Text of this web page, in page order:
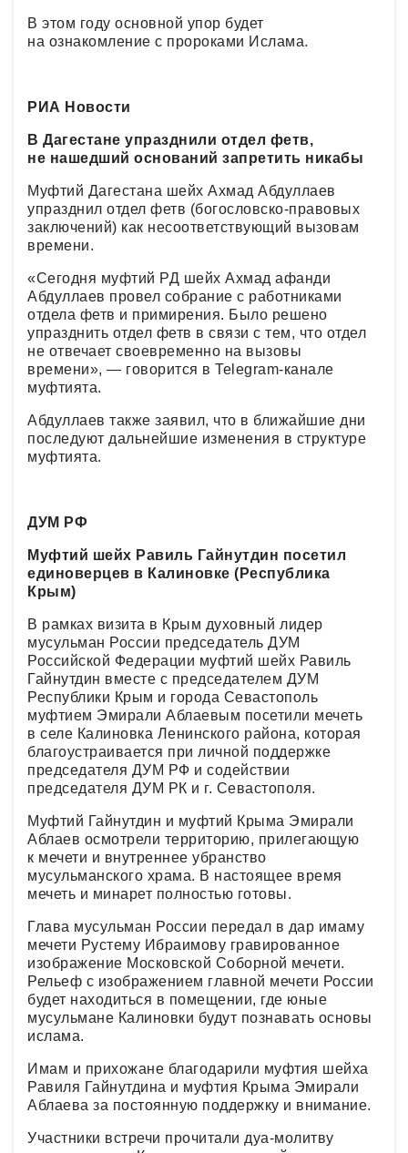
В этом году основной упор будет
на ознакомление с пророками Ислама.
РИА Новости
В Дагестане упразднили отдел фетв,
не нашедший оснований запретить никабы
Муфтий Дагестана шейх Ахмад Абдуллаев
упразднил отдел фетв (богословско-правовых
заключений) как несоответствующий вызовам
времени.
«Сегодня муфтий РД шейх Ахмад афанди
Абдуллаев провел собрание с работниками
отдела фетв и примирения. Было решено
упразднить отдел фетв в связи с тем, что отдел
не отвечает своевременно на вызовы
времени», — говорится в Telegram-канале
муфтията.
Абдуллаев также заявил, что в ближайшие дни
последуют дальнейшие изменения в структуре
муфтията.
ДУМ РФ
Муфтий шейх Равиль Гайнутдин посетил
единоверцев в Калиновке (Республика
Крым)
В рамках визита в Крым духовный лидер
мусульман России председатель ДУМ
Российской Федерации муфтий шейх Равиль
Гайнутдин вместе с председателем ДУМ
Республики Крым и города Севастополь
муфтием Эмирали Аблаевым посетили мечеть
в селе Калиновка Ленинского района, которая
благоустраивается при личной поддержке
председателя ДУМ РФ и содействии
председателя ДУМ РК и г. Севастополя.
Муфтий Гайнутдин и муфтий Крыма Эмирали
Аблаев осмотрели территорию, прилегающую
к мечети и внутреннее убранство
мусульманского храма. В настоящее время
мечеть и минарет полностью готовы.
Глава мусульман России передал в дар имаму
мечети Рустему Ибраимову гравированное
изображение Московской Соборной мечети.
Рельеф с изображением главной мечети России
будет находиться в помещении, где юные
мусульмане Калиновки будут познавать основы
ислама.
Имам и прихожане благодарили муфтия шейха
Равиля Гайнутдина и муфтия Крыма Эмирали
Аблаева за постоянную поддержку и внимание.
Участники встречи прочитали дуа-молитву